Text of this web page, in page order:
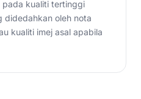
kualiti tertinggi
didedahkan oleh nota
kualiti imej asal apabila